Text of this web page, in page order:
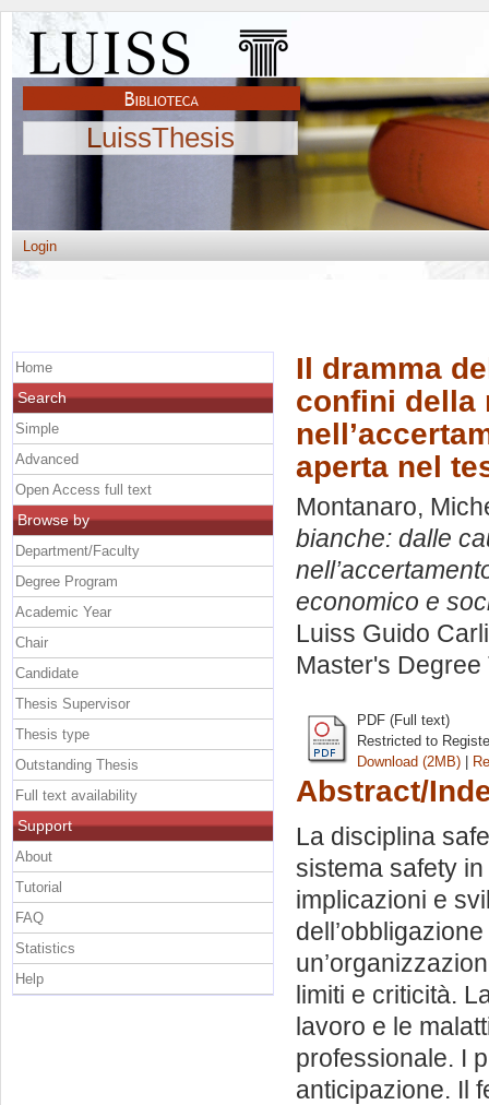
LuissThesis
Login
Il dramma
confini della
aperta nel
Montanaro,
bianche: dalle
economico e
Luiss Guido
Master's Degree
PDF (Full text)
Restricted to
Download (2MB) |
Abstract/
La disciplina
sistema safety
implicazioni e
limiti e criticità.
lavoro e le
professionale. I
anticipazione. Il
Home
Search
Simple
Advanced
Open Access full text
Browse by
Department/Faculty
Degree Program
Academic Year
Chair
Candidate
Thesis Supervisor
Thesis type
Outstanding Thesis
Full text availability
Support
About
Tutorial
FAQ
Statistics
Help